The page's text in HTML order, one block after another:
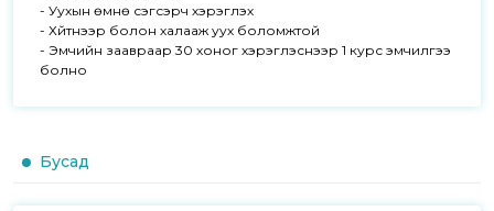
- Уухын өмнө сэгсэрч хэрэглэх
- Хүйтнээр болон халааж уух боломжтой
- Эмчийн заавраар 30 хоног хэрэглэснээр 1 курс эмчилгээ
болно
Бусад